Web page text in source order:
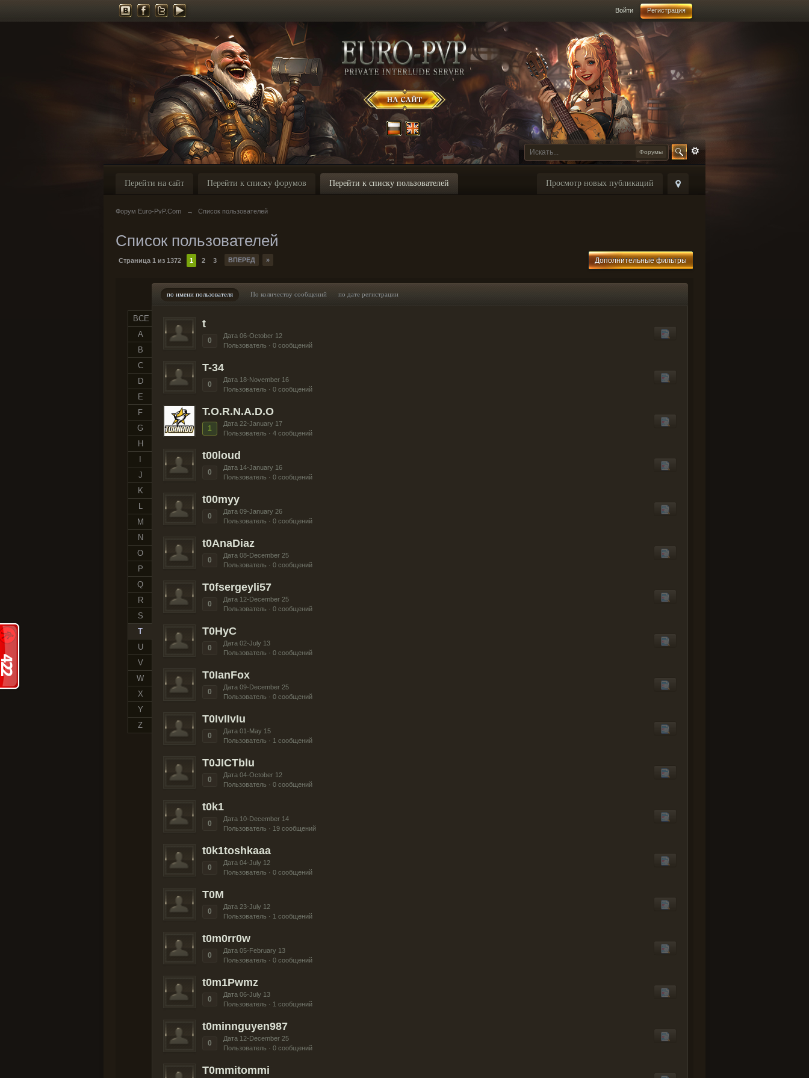
Войти Регистрация
Форумы
Просмотр новых публикаций
Перейти на сайт Перейти к списку форумов Перейти к списку пользователей
Форум Euro-PvP.Com → Список пользователей
Список пользователей
Страница 1 из 1372 1 2 3 ВПЕРЕД » Дополнительные фильтры
ВСЕ
A
B
C
D
E
F
G
H
J
K
L
M
N
O
P
Q
R
S
T
U
V
W
X
Y
Z
по имени пользователя По количеству сообщений по дате регистрации
t
0
Дата 06-October 12
Пользователь · 0 сообщений
T-34
0
Дата 18-November 16
Пользователь · 0 сообщений
T.O.R.N.A.D.O
1
Дата 22-January 17
Пользователь · 4 сообщений
t00loud
0
Дата 14-January 16
Пользователь · 0 сообщений
t00myy
0
Дата 09-January 26
Пользователь · 0 сообщений
t0AnaDiaz
0
Дата 08-December 25
Пользователь · 0 сообщений
T0fsergeyli57
0
Дата 12-December 25
Пользователь · 0 сообщений
T0HyC
0
Дата 02-July 13
Пользователь · 0 сообщений
T0IanFox
0
Дата 09-December 25
Пользователь · 0 сообщений
T0IvIIvIu
0
Дата 01-May 15
Пользователь · 1 сообщений
T0JICTblu
0
Дата 04-October 12
Пользователь · 0 сообщений
t0k1
0
Дата 10-December 14
Пользователь · 19 сообщений
t0k1toshkaaa
0
Дата 04-July 12
Пользователь · 0 сообщений
T0M
0
Дата 23-July 12
Пользователь · 1 сообщений
t0m0rr0w
0
Дата 05-February 13
Пользователь · 0 сообщений
t0m1Pwmz
0
Дата 06-July 13
Пользователь · 1 сообщений
t0minnguyen987
0
Дата 12-December 25
Пользователь · 0 сообщений
T0mmitommi